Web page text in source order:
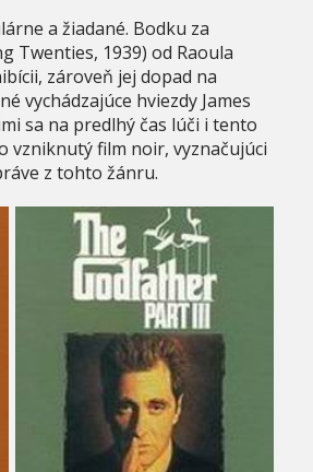
a žiadané. Bodku za
Twenties, 1939) od Raoula
zároveň jej dopad na
vychádzajúce hviezdy James
sa na predlhý čas lúči i tento
vzniknutý film noir, vyznačujúci
z tohto žánru.